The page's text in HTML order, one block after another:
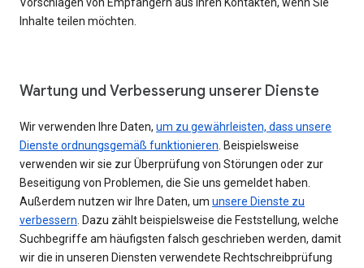
Inhalte teilen möchten.
Wartung und Verbesserung unserer Dienste
Wir verwenden Ihre Daten, um zu gewährleisten, dass unsere
Dienste ordnungsgemäß funktionieren . Beispielsweise
verwenden wir sie zur Überprüfung von Störungen oder zur
Beseitigung von Problemen, die Sie uns gemeldet haben.
Außerdem nutzen wir Ihre Daten, um unsere Dienste zu
verbessern . Dazu zählt beispielsweise die Feststellung, welche
Suchbegriffe am häufigsten falsch geschrieben werden, damit
wir die in unseren Diensten verwendete Rechtschreibprüfung